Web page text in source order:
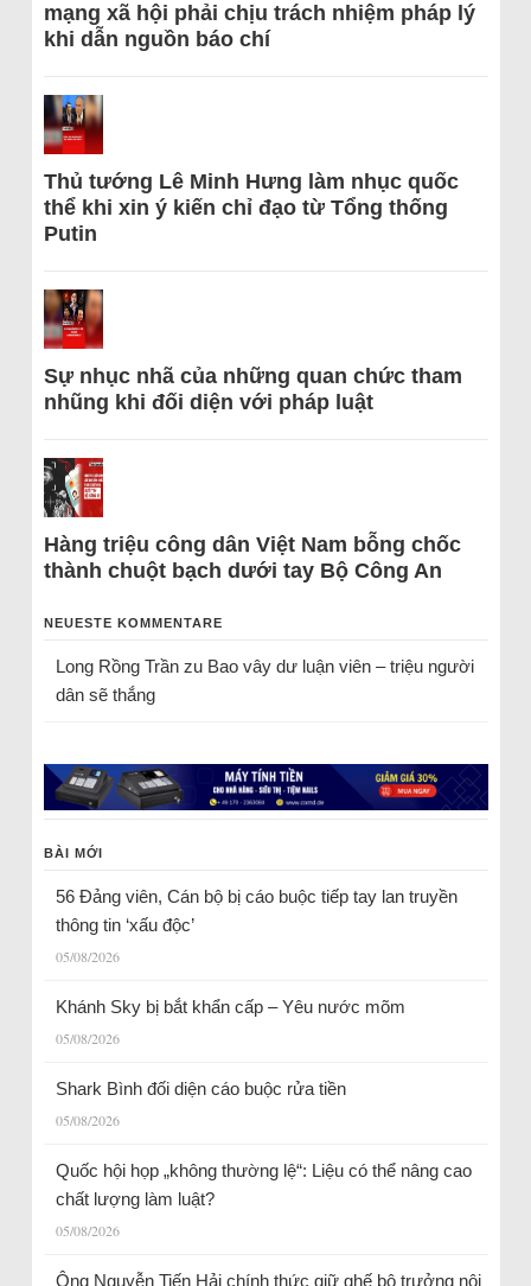
mạng xã hội phải chịu trách nhiệm pháp lý
khi dẫn nguồn báo chí
Thủ tướng Lê Minh Hưng làm nhục quốc
thể khi xin ý kiến chỉ đạo từ Tổng thống
Putin
Sự nhục nhã của những quan chức tham
nhũng khi đối diện với pháp luật
Hàng triệu công dân Việt Nam bỗng chốc
thành chuột bạch dưới tay Bộ Công An
NEUESTE KOMMENTARE
Long Rồng Trầnzu Bao vây dư luận viên – triệu người
dân sẽ thắng
BÀI MỚI
56 Đảng viên, Cán bộ bị cáo buộc tiếp tay lan truyền
thông tin ‘xấu độc’
05/08/2026
Khánh Sky bị bắt khẩn cấp – Yêu nước mõm
05/08/2026
Shark Bình đối diện cáo buộc rửa tiền
05/08/2026
Quốc hội họp „không thường lệ“: Liệu có thể nâng cao
chất lượng làm luật?
05/08/2026
Ông Nguyễn Tiến Hải chính thức giữ ghế bộ trưởng nội